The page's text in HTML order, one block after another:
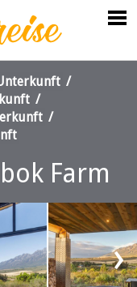
/
/
/
Farm
›